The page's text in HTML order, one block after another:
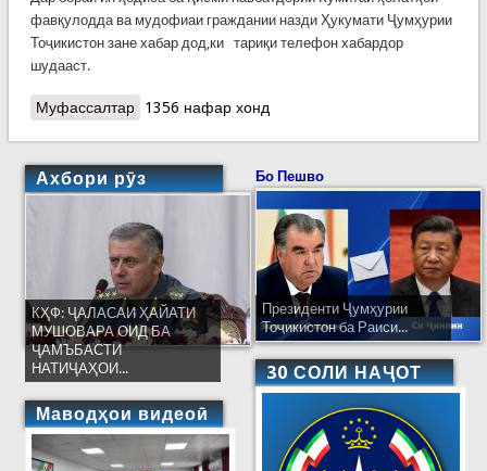
фавқулодда ва мудофиаи граждании назди Ҳукумати Ҷумҳурии
Тоҷикистон зане хабар дод,ки тариқи телефон хабардор
шудааст.
Муфассалтаро Наҷоти се кӯҳгарде, ки дар кӯҳҳои
1356 нафар хонд
Ахбори рӯз
КҲФ: ҶАЛАСАИ ҲАЙАТИ
МУШОВАРА ОИД БА
ҶАМЪБАСТИ
НАТИҶАҲОИ...
Маводҳои видеоӣ
Бо Пешво
Президенти Ҷумҳурии
Тоҷикистон ба Раиси...
30 СОЛИ НАҶОТ